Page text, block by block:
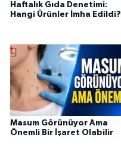
Haftalık Gıda Denetimi:
Hangi Ürünler İmha Edildi?
Masum Görünüyor Ama
Önemli Bir İşaret Olabilir